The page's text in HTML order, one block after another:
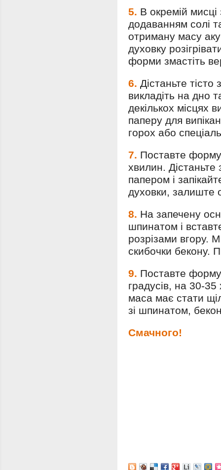
5. В окремій
додаванням солі
отриману масу
духовку
форми змастіть
6. Дістаньте
викладіть на дно
декількох місцях
паперу для
горох або
7. Поставте форму
хвилин. Дістаньте
папером і
духовки, залиште
8. На запечену
шпинатом і
розрізами вгору.
скибочки бекону.
9. Поставте форму
градусів, на 30-
маса має стати
зі шпинатом,
Смачного!